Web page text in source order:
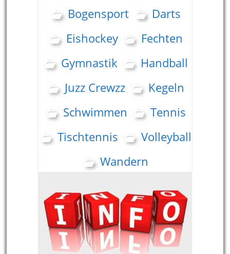
Bogensport
Darts
Eishockey
Fechten
Gymnastik
Handball
Juzz Crewzz
Kegeln
Schwimmen
Tennis
Tischtennis
Volleyball
Wandern